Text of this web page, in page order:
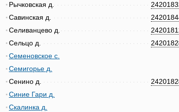
Рычковская д.
Савинская д.
Селиванцево д.
Сельцо д.
Семеновское с.
Семигорье д.
Сенино д.
Синие Гари д.
Скалинка д.